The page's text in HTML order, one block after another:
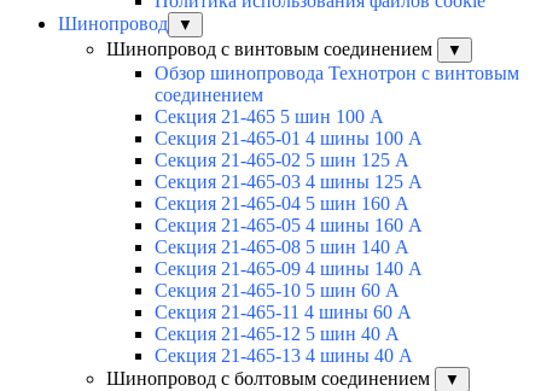
Шинопровод
▼
Шинопровод с винтовым соединением ▼
Обзор шинопровода Технотрон с винтовым
соединением
Секция 21-465 5 шин 100 А
Секция 21-465-01 4 шины 100 А
Секция 21-465-02 5 шин 125 А
Секция 21-465-03 4 шины 125 А
Секция 21-465-04 5 шин 160 А
Секция 21-465-05 4 шины 160 А
Секция 21-465-08 5 шин 140 А
Секция 21-465-09 4 шины 140 А
Секция 21-465-10 5 шин 60 А
Секция 21-465-11 4 шины 60 А
Секция 21-465-12 5 шин 40 А
Секция 21-465-13 4 шины 40 А
Шинопровод с болтовым соединением
▼